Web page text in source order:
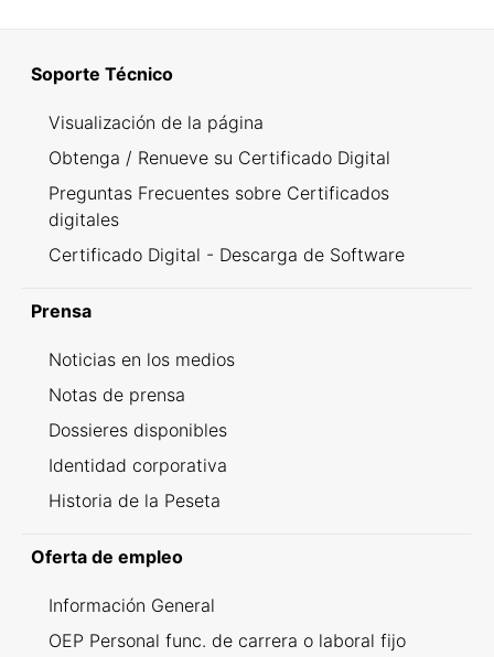
Soporte Técnico
Visualización de la página
Obtenga / Renueve su Certificado Digital
Preguntas Frecuentes sobre Certificados
digitales
Certificado Digital - Descarga de Software
Prensa
Noticias en los medios
Notas de prensa
Dossieres disponibles
Identidad corporativa
Historia de la Peseta
Oferta de empleo
Información General
OEP Personal func. de carrera o laboral fijo